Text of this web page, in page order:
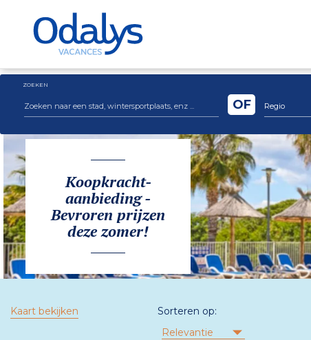
ZOEKEN
Regio
OF
Koopkracht-
aanbieding -
Bevroren prijzen
deze zomer!
Kaart bekijken
Sorteren op:
Relevantie